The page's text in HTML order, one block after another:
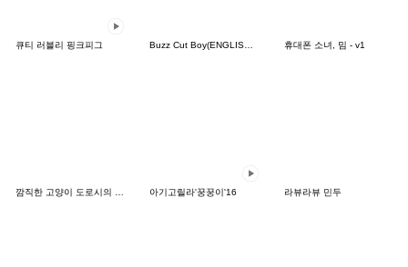
큐티 러블리 핑크피그 Buzz Cut Boy(ENGLISH ver) 휴대폰 소녀, 밈 - v1
아기고릴라'꿍꿍이'16 라뷰라뷰 민두